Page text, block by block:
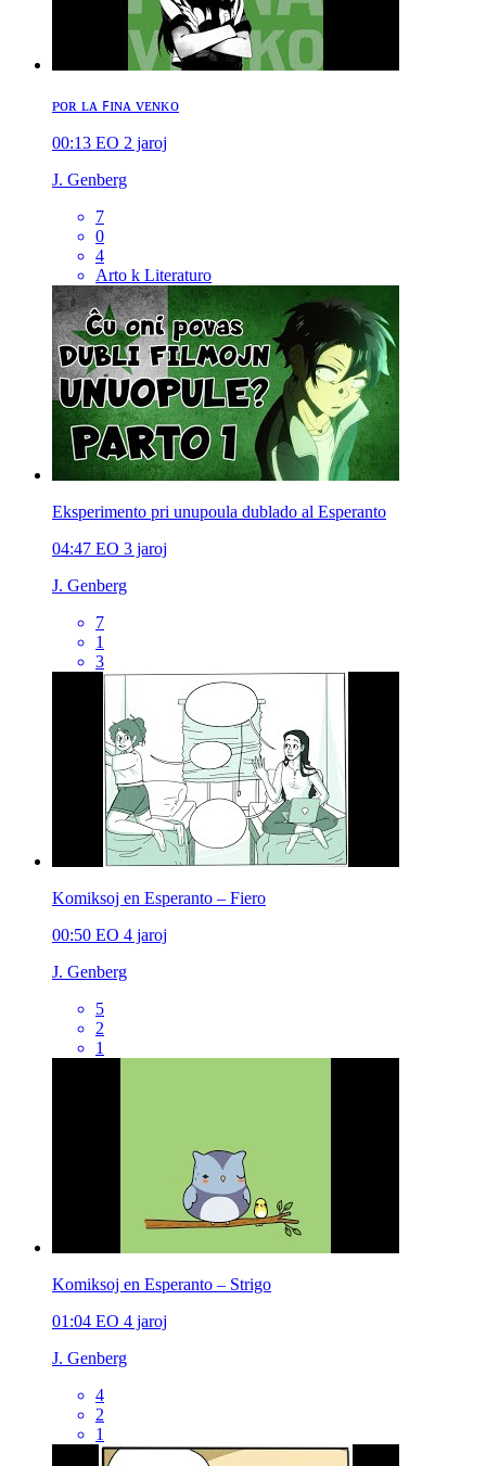
ᴘᴏʀ ʟᴀ ꜰɪɴᴀ ᴠᴇɴᴋᴏ
00:13 EO 2 jaroj
J. Genberg
7
0
4
Arto k Literaturo
Eksperimento pri unupoula dublado al Esperanto
04:47 EO 3 jaroj
J. Genberg
7
1
3
Komiksoj en Esperanto – Fiero
00:50 EO 4 jaroj
J. Genberg
5
2
1
Komiksoj en Esperanto – Strigo
01:04 EO 4 jaroj
J. Genberg
4
2
1